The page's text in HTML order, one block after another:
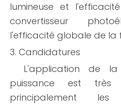
lumineuse et
convertisseur
l'efficacité globale de la
3. Candidatures
L'application de
puissance est très
principalement